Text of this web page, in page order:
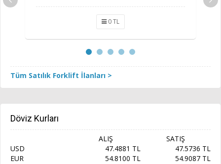
0 TL
Tüm Satılık Forklift İlanları >
Döviz Kurları
ALIŞ
SATIŞ
USD
47.4881 TL
47.5736 TL
EUR
54.8100 TL 54.9087 TL